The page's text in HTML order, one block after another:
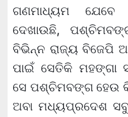
ଗଣମାଧ୍ୟମ
ଦେଖାଉଛି,
ବିଭିନ୍ନ ରାଜ୍ୟ ବିଜେପି
ପାଇଁ ସେତିକି ମହଙ୍ଗା
ସେ ପଶ୍ଚିମବଙ୍ଗ ହେଉ
ଅବା ମଧ୍ୟପ୍ରଦେଶ